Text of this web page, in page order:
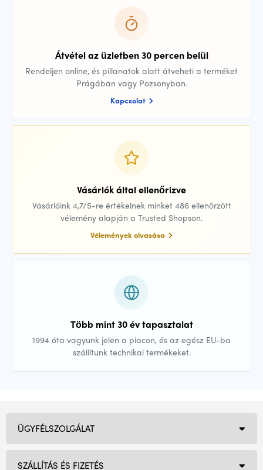
Átvétel az üzletben 30 percen belül
Rendeljen online, és pillanatok alatt átveheti a terméket
Prágában vagy Pozsonyban.
Kapcsolat
Vásárlók által ellenőrizve
Vásárlóink 4,7/5-re értékelnek minket 486 ellenőrzött
vélemény alapján a Trusted Shopson.
Vélemények olvasása
Több mint 30 év tapasztalat
1994 óta vagyunk jelen a piacon, és az egész EU-ba
szállítunk technikai termékeket.
ÜGYFÉLSZOLGÁLAT
SZÁLLÍTÁS ÉS FIZETÉS